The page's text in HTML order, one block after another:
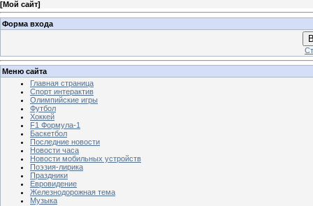
[Мой сайт]
Форма входа
Меню сайта
Главная страница
Спорт интерактив
Олимпийские игры
Футбол
Хоккей
F1 Формула-1
Баскетбол
Последние новости
Новости часа
Новости мобильных устройств
Поэзия-лирика
Праздники
Евровидение
Железнодорожная тема
Музыка